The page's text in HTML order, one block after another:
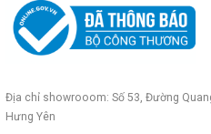
Địa chỉ showrooom: Số 53, Đường
Hưng Yên